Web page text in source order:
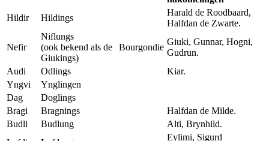
Hildir
Hildings
Harald de Roodbaard,
Halfdan de Zwarte.
Nefir
Niflungs
(ook bekend als de
Giukings)
Bourgondie
Giuki, Gunnar, Hogni,
Gudrun.
Audi
Odlings
Kiar.
Yngvi
Ynglingen
Dag
Doglings
Bragi
Bragnings
Halfdan de Milde.
Budli
Budlung
Alti, Brynhild.
Eylimi, Sigurd